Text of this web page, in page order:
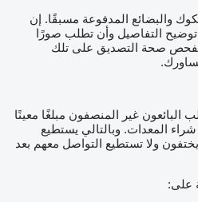
والبضائع المدفوعة مسبقًا. إن
التفاصيل وأن تطلب صورًا
تفحص صحة التصديق على تلك
البائعون غير المنصفون مبلغًا معينًا
المعدات. وبالتالي يستطيع
ولا تستطيع التواصل معهم بعد
على: